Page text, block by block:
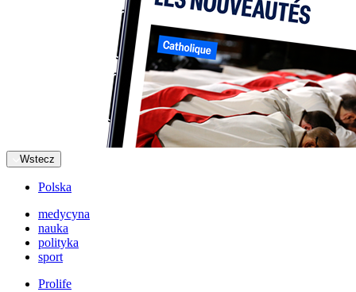
Wstecz
Polska
medycyna
nauka
polityka
sport
Prolife